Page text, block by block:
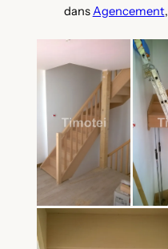
dansAgencement,